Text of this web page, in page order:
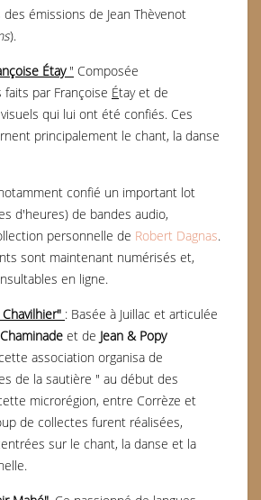
des émissions de Jean Thèvenot
).
Étay" Composée
par Françoise Étay et de
qui lui ont été confiés. Ces
principalement le chant, la danse
confié un important lot
d'heures) de bandes audio,
personnelle de Robert Dagnas.
sont maintenant numérisés et,
en ligne.
Chavilhier" : Basée à Juillac et articulée
et de Jean & Popy
association organisa de
de la sautière " au début des
microrégion, entre Corrèze et
de collectes furent réalisées,
sur le chant, la danse et la